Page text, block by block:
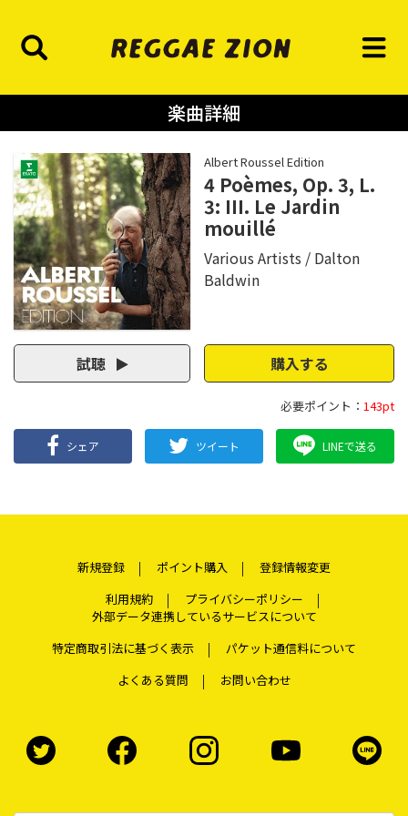
楽曲詳細
Albert Roussel Edition
4 Poèmes, Op. 3, L.
3: III. Le Jardin
mouillé
Various Artists
Dalton
Baldwin
試聴 購入する
必要ポイント： 143pt
シェア ツイート LINEで送る
新規登録 ポイント購入
登録情報変更
利用規約
プライバシーポリシー
外部データ連携しているサービスについて
特定商取引法に基づく表示
パケット通信料について
よくある質問
お問い合わせ